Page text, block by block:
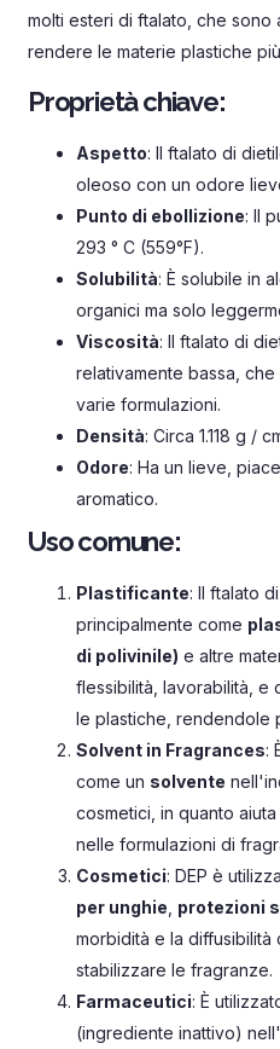
molti esteri di ftalato, che sono
rendere le materie plastiche
Proprietà chiave:
Aspetto: Il ftalato di
oleoso con un odore
Punto di ebollizione: Il
293 ° C (559°F).
Solubilità: È solubile in
organici ma solo
Viscosità: Il ftalato di
relativamente bassa,
varie formulazioni.
Densità: Circa 1.118 g /
Odore: Ha un lieve,
aromatico.
Uso comune:
Plastificante: Il ftalato
principalmente come
di polivinile) e altre
flessibilità, lavorabilità, e
le plastiche, rendendole
Solvent in Fragrances:
come un solvente
cosmetici, in quanto
nelle formulazioni di
Cosmetici: DEP è
per unghie protezioni
morbidità e la
stabilizzare le fragranze.
Farmaceutici: È
(ingrediente inattivo)